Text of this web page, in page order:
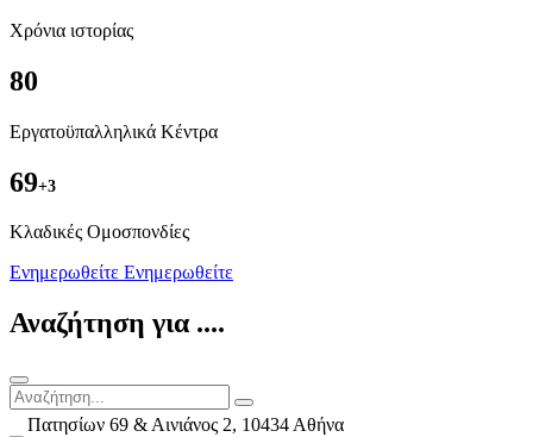
Χρόνια ιστορίας
80
Εργατοϋπαλληλικά Κέντρα
69+3
Kλαδικές Ομοσπονδίες
Ενημερωθείτε Ενημερωθείτε
Αναζήτηση για ....
Πατησίων 69 & Αινιάνος 2, 10434 Αθήνα